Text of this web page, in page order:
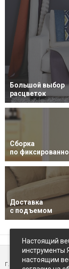
Большой выбор
расцветок
Сборка
по
Доставка
с подъемом
г. Петропавловск-
Настоящий
инструменты
настоящим